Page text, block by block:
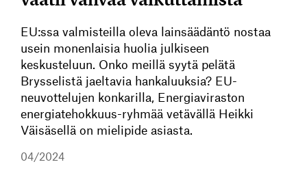
EU:ssa valmisteilla oleva lainsäädäntö nostaa
usein monenlaisia huolia julkiseen
keskusteluun. Onko meillä syytä pelätä
Brysselistä jaeltavia hankaluuksia? EU-
neuvottelujen konkarilla, Energiaviraston
energiatehokkuus-ryhmää vetävällä Heikki
Väisäsellä on mielipide asiasta.
04/2024